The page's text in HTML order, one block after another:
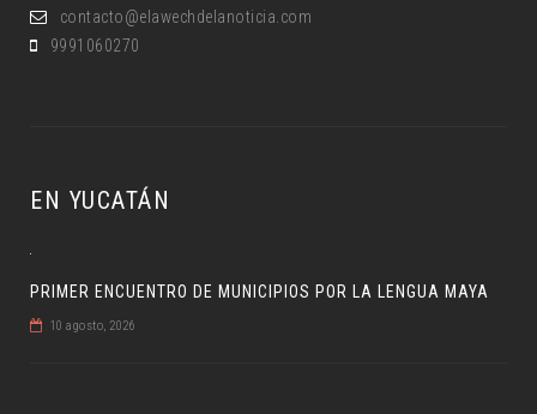
contacto@elawechdelanoticia.com
9991060270
EN YUCATÁN
PRIMER ENCUENTRO DE MUNICIPIOS POR LA LENGUA MAYA
10 agosto, 2026